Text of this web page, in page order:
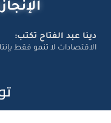
دينا عبد الفتاح تكتب:
الاقتصادات لا تنمو فقط